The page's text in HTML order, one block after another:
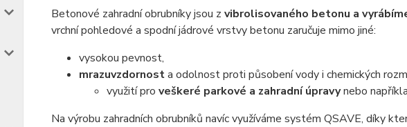
Betonové zahradní obrubníky jsou z vibrolisovaného betonu a
vrchní pohledové a spodní jádrové vrstvy betonu zaručuje mimo jiné:
vysokou pevnost,
mrazuvzdornosta odolnost proti působení vody i chemických
využití pro veškeré parkové a zahradní úpravynebo
Na výrobu zahradních obrubníků navíc využíváme systém QSAVE, díky